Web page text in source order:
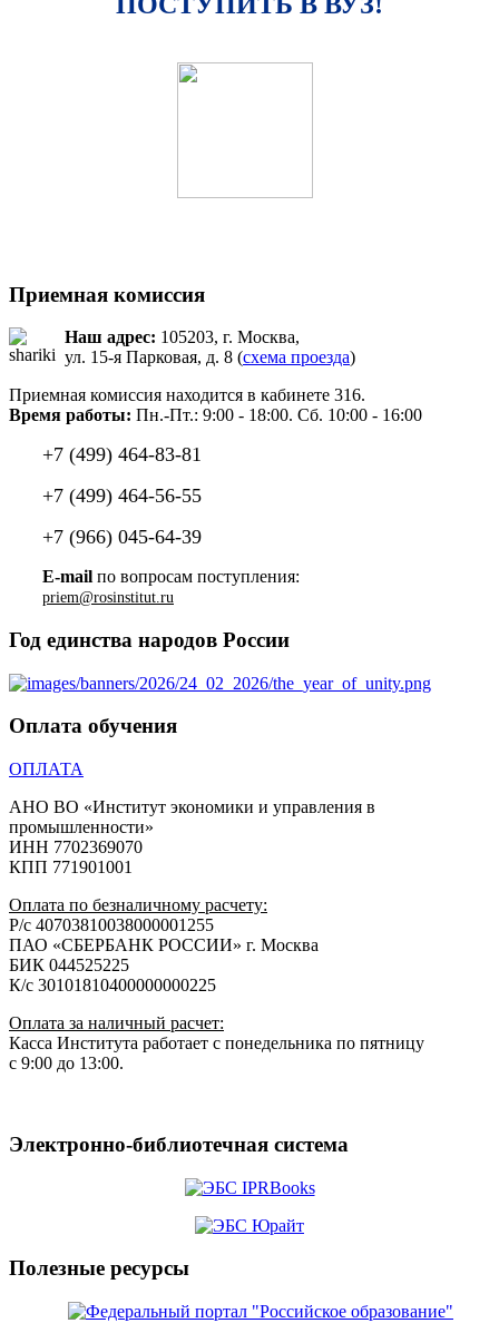
Приемная комиссия
Наш адрес: 105203, г. Москва,
ул. 15-я Парковая, д. 8 (схема проезда)
Приемная комиссия находится в кабинете 316.
Время работы: Пн.-Пт.: 9:00 - 18:00. Сб. 10:00 - 16:00
+7 (499) 464-83-81
+7 (499) 464-56-55
+7 (966) 045-64-39
E-mail по вопросам поступления:
Год единства народов России
Оплата обучения
ОПЛАТА
АНО ВО «Институт экономики и управления в
промышленности»
ИНН 7702369070
КПП 771901001
Оплата по безналичному расчету:
Р/с 40703810038000001255
ПАО «СБЕРБАНК РОССИИ» г. Москва
БИК 044525225
К/с 30101810400000000225
Оплата за наличный расчет:
Касса Института работает с понедельника по пятницу
с 9:00 до 13:00.
Электронно-библиотечная система
Полезные ресурсы